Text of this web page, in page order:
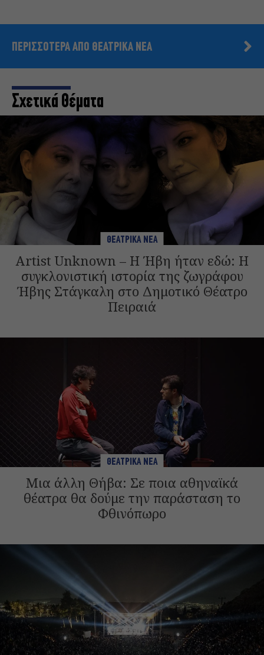
ΠΕΡΙΣΣΟΤΕΡΑ ΑΠΟ ΘΕΑΤΡΙΚΑ ΝΕΑ
Σχετικά Θέματα
ΘΕΑΤΡΙΚΑ ΝΕΑ
Artist Unknown – Η Ήβη ήταν εδώ: Η
συγκλονιστική ιστορία της ζωγράφου
Ήβης Στάγκαλη στο Δημοτικό Θέατρο
Πειραιά
ΘΕΑΤΡΙΚΑ ΝΕΑ
Μια άλλη Θήβα: Σε ποια αθηναϊκά
θέατρα θα δούμε την παράσταση το
Φθινόπωρο